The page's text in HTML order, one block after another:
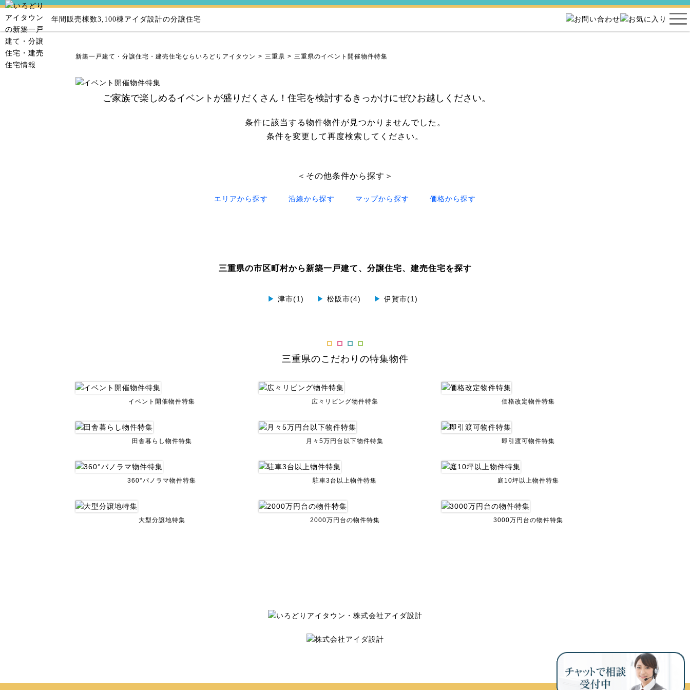
年間販売棟数3,100棟アイダ設計の分譲住宅
新築一戸建て・分譲住宅・建売住宅ならいろどりアイタウン 三重県 三重県のイベント開催物件特集
ご家族で楽しめるイベントが盛りだくさん！住宅を検討するきっかけにぜひお越しください。
条件に該当する物件物件が見つかりませんでした。
条件を変更して再度検索してください。
＜その他条件から探す＞
エリアから探す 沿線から探す マップから探す 価格から探す
三重県の市区町村から新築一戸建て、分譲住宅、建売住宅を探す
▶ 津市(1) ▶ 松阪市(4) ▶ 伊賀市(1)
三重県のこだわりの特集物件
イベント開催物件特集 広々リビング物件特集 価格改定物件特集
田舎暮らし物件特集 月々5万円台以下物件特集 即引渡可物件特集
360°パノラマ物件特集 駐車3台以上物件特集 庭10坪以上物件特集
大型分譲地特集 2000万円台の物件特集 3000万円台の物件特集